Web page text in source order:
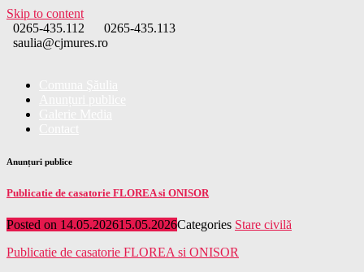
Skip to content
0265-435.112
0265-435.113
saulia@cjmures.ro
Anunțuri publice
Publicatie de casatorie FLOREA si ONISOR
Posted on 14.05.202615.05.2026Categories Stare civilă
Publicatie de casatorie FLOREA si ONISOR